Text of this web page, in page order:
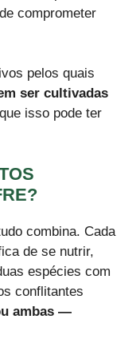
comprometer
pelos quais
ser cultivadas
isso pode ter
combina. Cada
de se nutrir,
espécies com
conflitantes
ambas —